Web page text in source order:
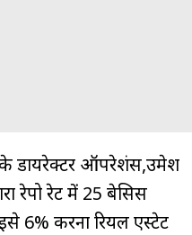
के डायरेक्टर ऑपरेशंस,उमेश
रेपो रेट में 25 बेसिस
6% करना रियल एस्टेट